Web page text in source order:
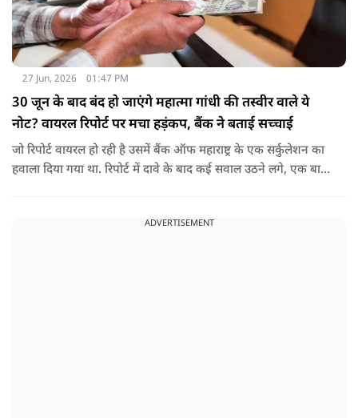
27 Jun, 2026 01:47 PM
30 जून के बाद बंद हो जाएंगे महात्मा गांधी की तस्वीर वाले ये
नोट? वायरल रिपोर्ट पर मचा हड़ंकप, बैंक ने बताई सच्चाई
जो रिपोर्ट वायरल हो रही है उसमें बैंक ऑफ महाराष्ट्र के एक सर्कुलेशन का
हवाला दिया गया था. रिपोर्ट में दावे के बाद कई सवाल उठने लगे, एक बार
ADVERTISEMENT